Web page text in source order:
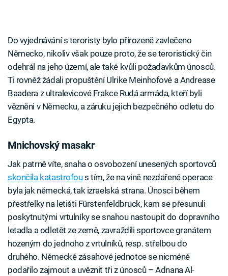
Do vyjednávání s teroristy bylo přirozeně zavlečeno
Německo, nikoliv však pouze proto, že se teroristický čin
odehrál na jeho území, ale také kvůli požadavkům únosců.
Ti rovněž žádali propuštění Ulrike Meinhofové a Andrease
Baadera z ultralevicové Frakce Rudá armáda, kteří byli
vězněni v Německu, a záruku jejich bezpečného odletu do
Egypta.
Mnichovský masakr
Jak patrně víte, snaha o osvobození unesených sportovců
skončila katastrofous tím, že na vině nezdařené operace
byla jak německá, tak izraelská strana. Únosci během
přestřelky na letišti Fürstenfeldbruck, kam se přesunuli
poskytnutými vrtulníky se snahou nastoupit do dopravního
letadla a odletět ze země, zavraždili sportovce granátem
hozeným do jednoho z vrtulníků, resp. střelbou do
druhého. Německé zásahové jednotce se nicméně
podařilo zajmout a uvěznit tři z únosců – Adnana Al-